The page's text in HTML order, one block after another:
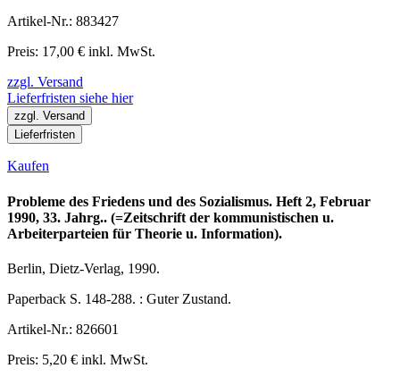
Artikel-Nr.: 883427
Preis: 17,00 € inkl. MwSt.
zzgl. Versand
Lieferfristen siehe hier
zzgl. Versand
Lieferfristen
Kaufen
Probleme des Friedens und des Sozialismus. Heft 2, Februar
1990, 33. Jahrg.. (=Zeitschrift der kommunistischen u.
Arbeiterparteien für Theorie u. Information).
Berlin, Dietz-Verlag, 1990.
Paperback S. 148-288. : Guter Zustand.
Artikel-Nr.: 826601
Preis: 5,20 € inkl. MwSt.